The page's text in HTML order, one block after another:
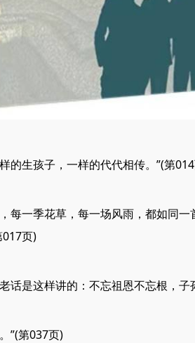
生孩子，一样的代代相传。”(第
一季花草，每一场风雨，都如同一
017页)
是这样讲的：不忘祖恩不忘根，子
”(第037页)